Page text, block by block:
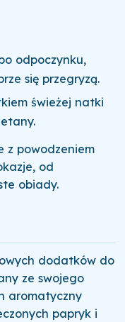
odpoczynku,
się przegryzą.
świeżej natki
z powodzeniem
od
obiady.
dodatków do
ze swojego
aromatyczny
papryk i